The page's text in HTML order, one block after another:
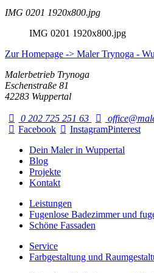
IMG 0201 1920x800.jpg
IMG 0201 1920x800.jpg
Zur Homepage -> Maler Trynoga -
Malerbetrieb Trynoga
Eschenstraße 81
42283 Wuppertal
0 202 725 251 63
Facebook
InstagramPinterest
Dein Maler in Wuppertal
Blog
Projekte
Kontakt
Leistungen
Fugenlose Badezimmer und
Schöne Fassaden
Service
Farbgestaltung und